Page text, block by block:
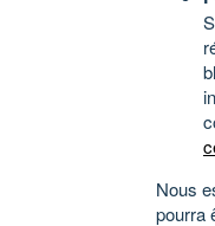
Nous
pourra